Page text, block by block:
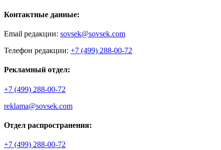
Контактные данные:
Email редакции: sovsek@sovsek.com
Телефон редакции: +7 (499) 288-00-72
Рекламный отдел:
+7 (499) 288-00-72
reklama@sovsek.com
Отдел распространения:
+7 (499) 288-00-72